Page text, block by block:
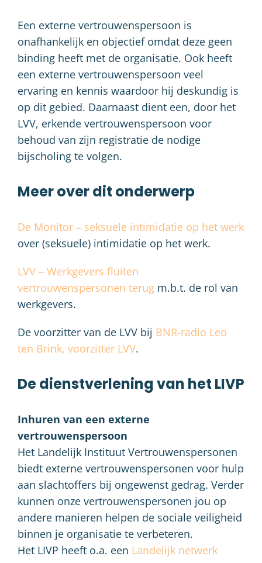
Een externe vertrouwenspersoon is
onafhankelijk en objectief omdat deze geen
binding heeft met de organisatie. Ook heeft
een externe vertrouwenspersoon veel
ervaring en kennis waardoor hij deskundig is
op dit gebied. Daarnaast dient een, door het
LVV, erkende vertrouwenspersoon voor
behoud van zijn registratie de nodige
bijscholing te volgen.
Meer over dit onderwerp
De Monitor – seksuele intimidatie op het werk
over (seksuele) intimidatie op het werk.
LVV – Werkgevers fluiten
vertrouwenspersonen terug m.b.t. de rol van
werkgevers.
De voorzitter van de LVV bij BNR-radio Leo
ten Brink, voorzitter LVV.
De dienstverlening van het LIVP
Inhuren van een externe
vertrouwenspersoon
Het Landelijk Instituut Vertrouwenspersonen
biedt externe vertrouwenspersonen voor hulp
aan slachtoffers bij ongewenst gedrag. Verder
kunnen onze vertrouwenspersonen jou op
andere manieren helpen de sociale veiligheid
binnen je organisatie te verbeteren.
Het LIVP heeft o.a. een Landelijk netwerk